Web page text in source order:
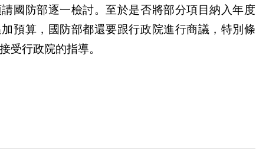
國防部逐一檢討。至於是否將部分項目納入年度
預算，國防部都還要跟行政院進行商議，特別條
受行政院的指導。